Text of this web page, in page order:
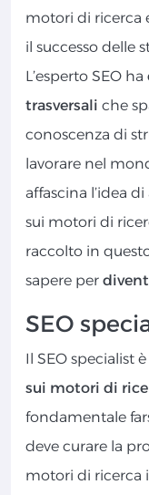
motori di ricerca
il successo delle
L’esperto SEO ha
trasversali che
conoscenza di
lavorare nel
affascina l’idea
sui motori di
raccolto in
sapere per
SEO
Il SEO specialist
sui motori di
fondamentale
deve curare la
motori di ricerca